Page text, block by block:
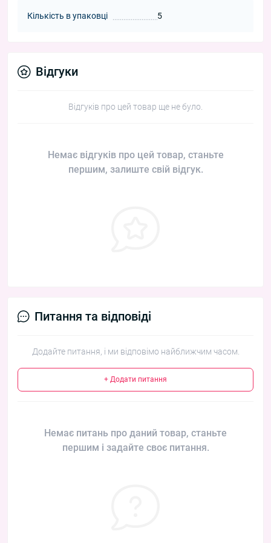
Кількість в упаковці 5
Відгуки
Відгуків про цей товар ще не було.
Немає відгуків про цей товар, станьте
першим, залиште свій відгук.
Питання та відповіді
Додайте питання, і ми відповімо найближчим часом.
+ Додати питання
Немає питань про даний товар, станьте
першим і задайте своє питання.